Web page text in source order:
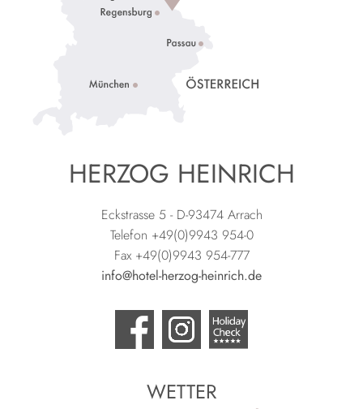
HERZOG HEINRICH
Eckstrasse 5 - D-93474 Arrach
Telefon +49(0)9943 954-0
Fax +49(0)9943 954-777
info@hotel-herzog-heinrich.de
WETTER